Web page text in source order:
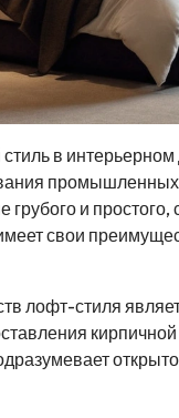
в
грубого и
свои
лофт-стиля